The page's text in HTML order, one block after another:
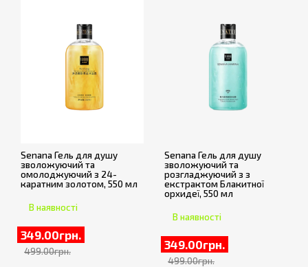
Senana Гель для душу
зволожуючий та
омолоджуючий з 24-
каратним золотом, 550 мл
В наявності
349.00грн.
499.00грн.
Senana Гель для душу
зволожуючий та
розгладжуючий з з
екстрактом Блакитної
орхидеї, 550 мл
В наявності
349.00грн.
499.00грн.